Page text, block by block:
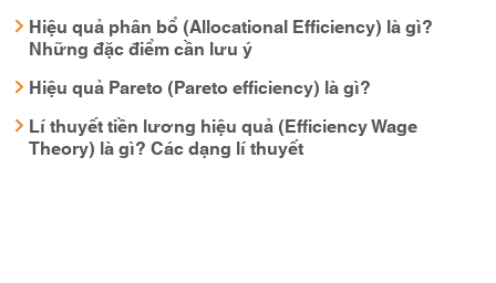
Hiệu quả phân bổ (Allocational Efficiency) là gì?
Những đặc điểm cần lưu ý
Hiệu quả Pareto (Pareto efficiency) là gì?
Lí thuyết tiền lương hiệu quả (Efficiency Wage
Theory) là gì? Các dạng lí thuyết